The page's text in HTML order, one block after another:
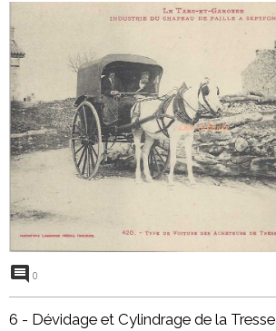
0
6 - Dévidage et Cylindrage de la Tresse